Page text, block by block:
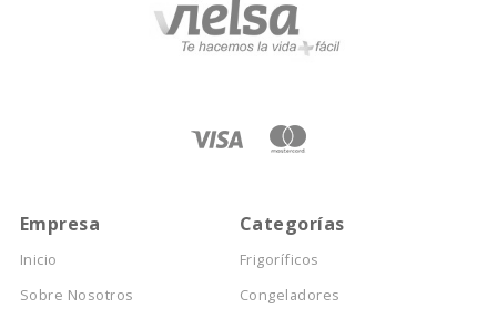
Empresa
Inicio
Sobre Nosotros
Categorías
Frigoríficos
Congeladores